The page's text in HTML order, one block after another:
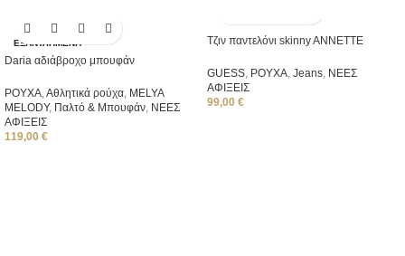
ΕΞΑΝΤΛΗΜΈΝΑ
Daria αδιάβροχο μπουφάν
ΡΟΥΧΑ,Αθλητικά ρούχα, ΜΕLYA
MELODY, Παλτό & Μπουφάν, ΝΕΕΣ
ΑΦΙΞΕΙΣ
119,00 €
Τζιν παντελόνι skinny ANNETTE
GUESS, ΡΟΥΧΑ, Jeans, ΝΕΕΣ
ΑΦΙΞΕΙΣ
99,00 €